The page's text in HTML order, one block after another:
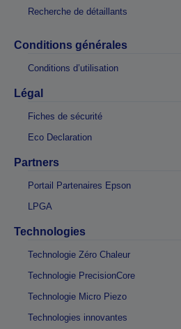
Recherche de détaillants
Conditions générales
Conditions d’utilisation
Légal
Fiches de sécurité
Eco Declaration
Partners
Portail Partenaires Epson
LPGA
Technologies
Technologie Zéro Chaleur
Technologie PrecisionCore
Technologie Micro Piezo
Technologies innovantes